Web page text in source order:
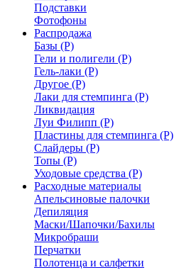
Подставки
Фотофоны
Распродажа
Базы (Р)
Гели и полигели (Р)
Гель-лаки (Р)
Другое (Р)
Лаки для стемпинга (Р)
Ликвидация
Луи Филипп (Р)
Пластины для стемпинга (Р)
Слайдеры (Р)
Топы (Р)
Уходовые средства (Р)
Расходные материалы
Апельсиновые палочки
Депиляция
Маски/Шапочки/Бахилы
Микробраши
Перчатки
Полотенца и салфетки